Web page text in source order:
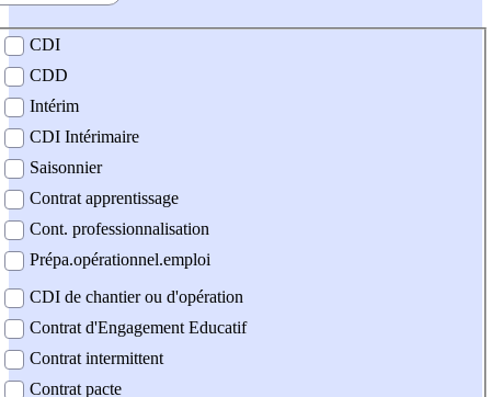
contrat
CDI
CDD
Intérim
CDI Intérimaire
Saisonnier
Contrat apprentissage
Cont. professionnalisation
Prépa.opérationnel.emploi
CDI de chantier ou d'opération
Contrat d'Engagement Educatif
Contrat intermittent
Contrat pacte